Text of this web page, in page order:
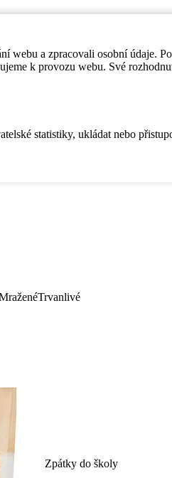
a zpracovali osobní údaje.
k provozu webu. Své
statistiky, ukládat nebo
Trvanlivé
Zpátky do školy